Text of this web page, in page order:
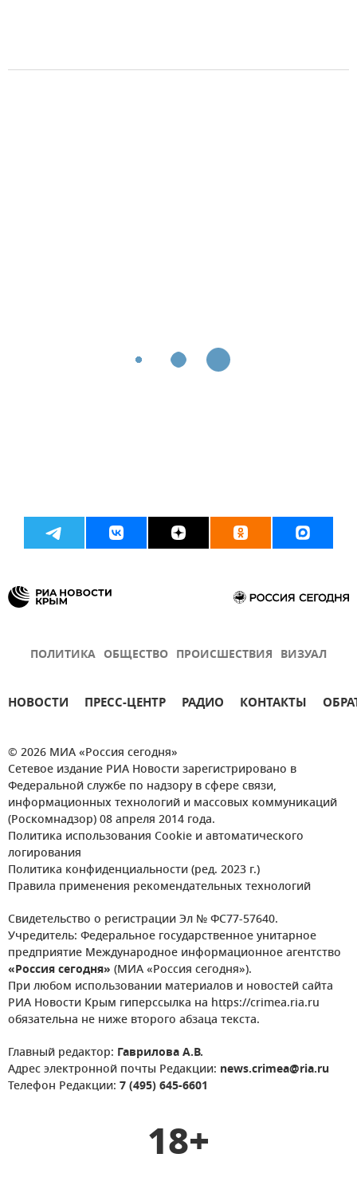
ПОЛИТИКА ОБЩЕСТВО ПРОИСШЕСТВИЯ ВИЗУАЛ
НОВОСТИ ПРЕСС-ЦЕНТР РАДИО КОНТАКТЫ
© 2026 МИА «Россия сегодня»
Сетевое издание РИА Новости зарегистрировано в
Федеральной службе по надзору в сфере связи,
информационных технологий и массовых коммуникаций
(Роскомнадзор) 08 апреля 2014 года.
Политика использования Cookie и автоматического
логирования
Политика конфиденциальности (ред. 2023 г.)
Правила применения рекомендательных технологий
Свидетельство о регистрации Эл № ФС77-57640.
Учредитель: Федеральное государственное унитарное
предприятие Международное информационное агентство
«Россия сегодня» (МИА «Россия сегодня»).
При любом использовании материалов и новостей сайта
РИА Новости Крым гиперссылка на https://crimea.ria.ru
обязательна не ниже второго абзаца текста.
Главный редактор: Гаврилова А.В.
Адрес электронной почты Редакции: news.crimea@ria.ru
Телефон Редакции: 7 (495) 645-6601
18+